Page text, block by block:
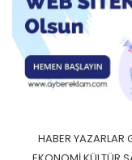
HABER YAZARLAR